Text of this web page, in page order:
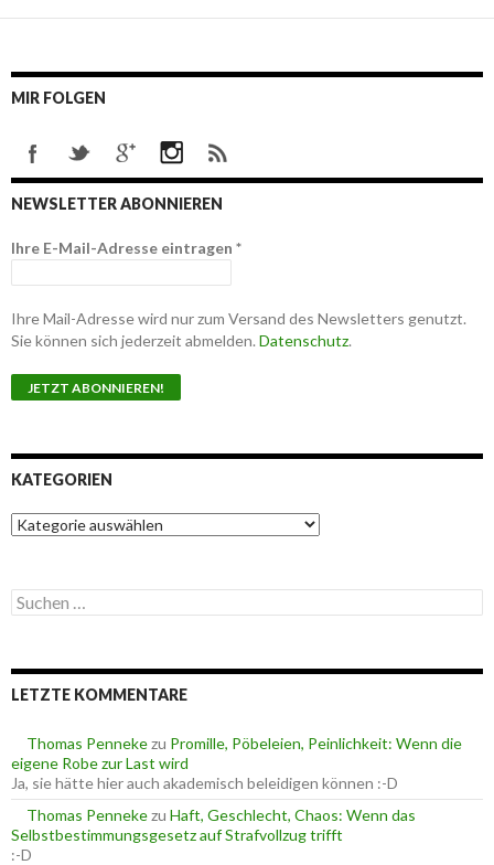
MIR FOLGEN
NEWSLETTER ABONNIEREN
Ihre E-Mail-Adresse eintragen *
Ihre Mail-Adresse wird nur zum Versand des Newsletters genutzt.
Sie können sich jederzeit abmelden. Datenschutz.
KATEGORIEN
K
a
g
o
n
S
u
e
n
c
h
:
LETZTE KOMMENTARE
Thomas Pennekezu Promille, Pöbeleien, Peinlichkeit: Wenn die
eigene Robe zur Last wird
Ja, sie hätte hier auch akademisch beleidigen können :-D
Thomas Pennekezu Haft, Geschlecht, Chaos: Wenn das
Selbstbestimmungsgesetz auf Strafvollzug trifft
:-D